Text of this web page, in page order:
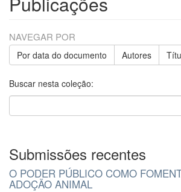
NAVEGAR POR
Por data do documento Autores
Buscar nesta coleção:
Submissões recentes
O PODER PÚBLICO COMO
ADOÇÃO ANIMAL